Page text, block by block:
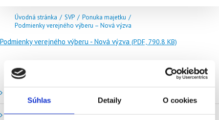
Súhlas Detaily O cookies
Úvodná stránka / SVP / Ponuka majetku /
Podmienky verejného výberu – Nová výzva
Podmienky verejného výberu - Nová výzva (PDF, 790.8 KB)
Stavy a prietoky SVP, š. p.